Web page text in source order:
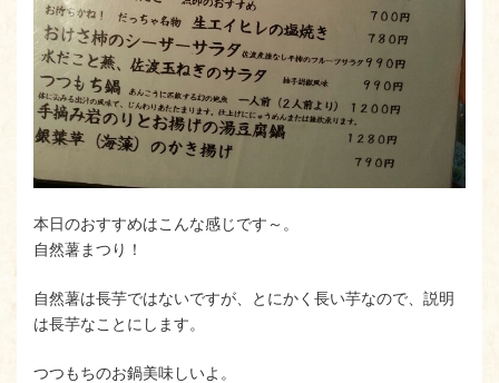
本日のおすすめはこんな感じです～。
自然薯まつり！
自然薯は長芋ではないですが、とにかく長い芋なので、説明
は長芋なことにします。
つつもちのお鍋美味しいよ。